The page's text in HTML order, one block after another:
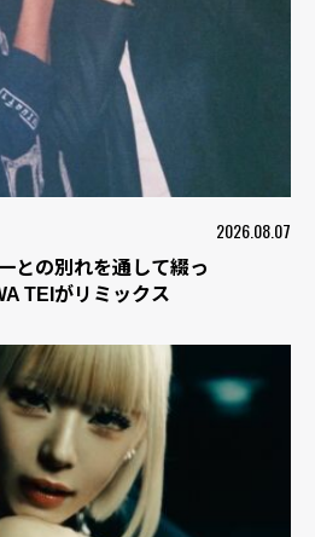
2026.08.07
との別れを通して綴っ
TEIがリミックス